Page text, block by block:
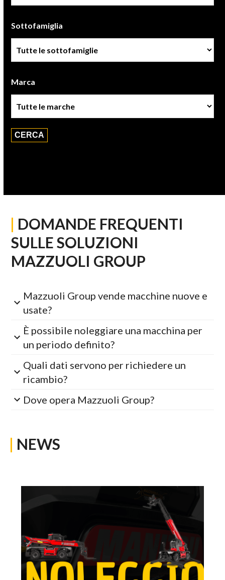
Sottofamiglia
Marca
| DOMANDE FREQUENTI
SULLE SOLUZIONI
MAZZUOLI GROUP
Mazzuoli Group vende macchine nuove e
usate?
È possibile noleggiare una macchina per
un periodo definito?
Quali dati servono per richiedere un
ricambio?
Dove opera Mazzuoli Group?
| NEWS